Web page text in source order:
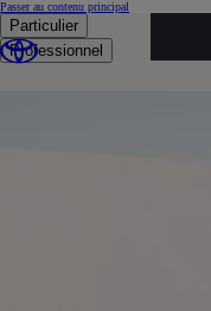
Passer au contenu principal
Particulier
Professionnel
loaded content